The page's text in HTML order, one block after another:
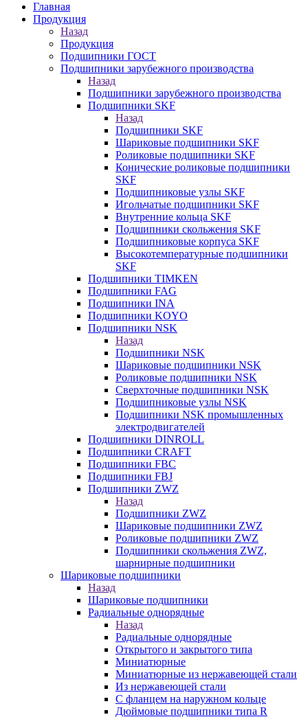
Главная
Продукция
Назад
Продукция
Подшипники ГОСТ
Подшипники зарубежного производства
Назад
Подшипники зарубежного производства
Подшипники SKF
Назад
Подшипники SKF
Шариковые подшипники SKF
Роликовые подшипники SKF
Конические роликовые подшипники
SKF
Подшипниковые узлы SKF
Игольчатые подшипники SKF
Внутренние кольца SKF
Подшипники скольжения SKF
Подшипниковые корпуса SKF
Высокотемпературные подшипники
SKF
Подшипники TIMKEN
Подшипники FAG
Подшипники INA
Подшипники KOYO
Подшипники NSK
Назад
Подшипники NSK
Шариковые подшипники NSK
Роликовые подшипники NSK
Сверхточные подшипники NSK
Подшипниковые узлы NSK
Подшипники NSK промышленных
электродвигателей
Подшипники DINROLL
Подшипники CRAFT
Подшипники FBC
Подшипники FBJ
Подшипники ZWZ
Назад
Подшипники ZWZ
Шариковые подшипники ZWZ
Роликовые подшипники ZWZ
Подшипники скольжения ZWZ,
шарнирные подшипники
Шариковые подшипники
Назад
Шариковые подшипники
Радиальные однорядные
Назад
Радиальные однорядные
Открытого и закрытого типа
Миниатюрные
Миниатюрные из нержавеющей стали
Из нержавеющей стали
С фланцем на наружном кольце
Дюймовые подшипники типа R